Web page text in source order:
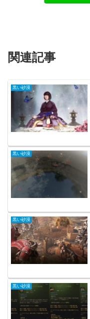
関連記事
黒い砂漠
黒い砂漠
黒い砂漠
黒い砂漠